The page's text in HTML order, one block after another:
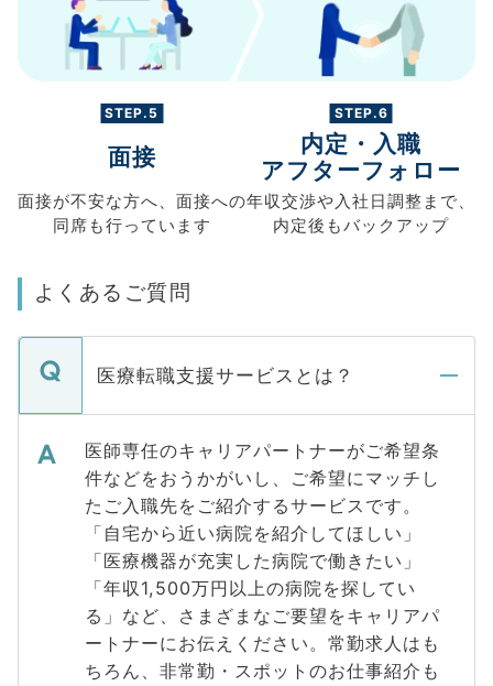
STEP.5
面接
面接が不安な方へ、 面接への
同席も行っています
STEP.6
内定・入職
アフターフォロー
年収交渉や入社日調整まで、
内定後もバックアップ
よくあるご質問
医療転職支援サービスとは？
医師専任のキャリアパートナーがご希望条
件などをおうかがいし、ご希望にマッチし
たご入職先をご紹介するサービスです。
「自宅から近い病院を紹介してほしい」
「医療機器が充実した病院で働きたい」
「年収1,500万円以上の病院を探してい
る」など、さまざまなご要望をキャリアパ
ートナーにお伝えください。常勤求人はも
ちろん、非常勤・スポットのお仕事紹介も